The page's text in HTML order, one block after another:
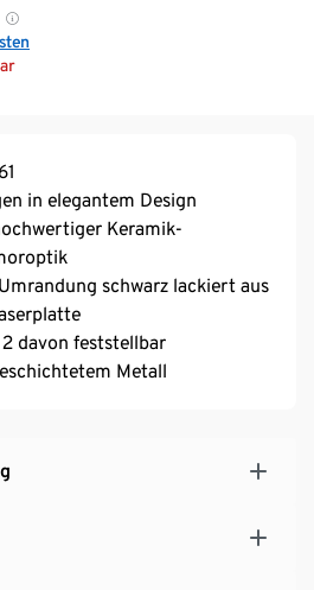
in elegantem Design
Keramik-
schwarz lackiert aus
davon feststellbar
Metall